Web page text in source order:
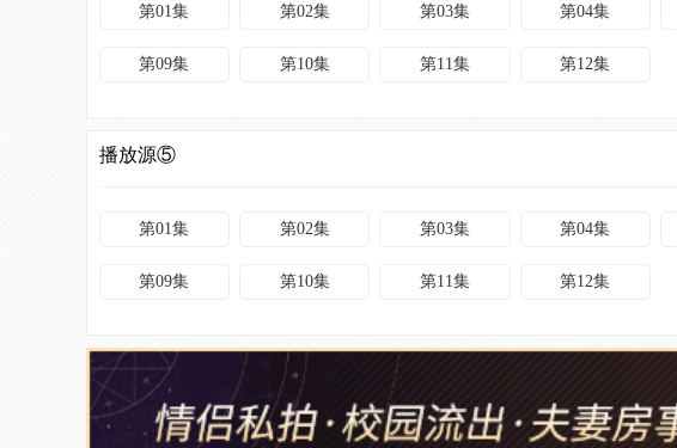
第01集 第02集 第03集 第04集
第09集 第10集 第11集 第12集
播放源⑤
第01集 第02集 第03集 第04集
第09集 第10集 第11集 第12集